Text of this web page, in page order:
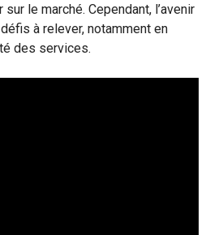
le marché. Cependant, l’avenir
à relever, notamment en
des services.